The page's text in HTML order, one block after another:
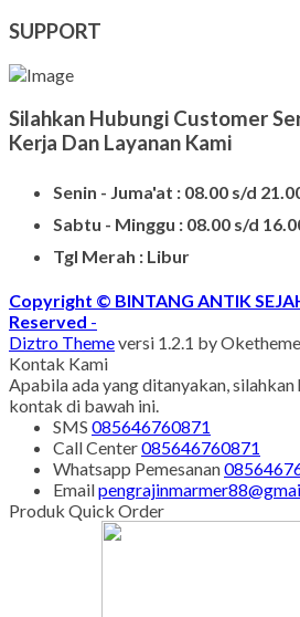
SUPPORT
Silahkan Hubungi Customer
Kerja Dan Layanan Kami
Senin - Juma'at : 08.00 s/d
Sabtu - Minggu : 08.00 s/d
Tgl Merah : Libur
Copyright © BINTANG ANTIK
Reserved -
Diztro Themeversi 1.2.1 by
Kontak Kami
Apabila ada yang ditanyakan,
kontak di bawah ini.
SMS 085646760871
Call Center085646760871
Whatsapp Pemesanan
Email
Produk Quick Order